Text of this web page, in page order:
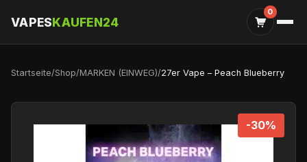
VAPESKAUFEN24
0
Startseite/Shop/MARKEN (EINWEG)/27er Vape – Peach Blueberry
-30%